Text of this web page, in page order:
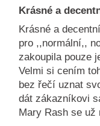
Krásné a
Krásné a
pro ,,normální,,
zakoupila pouze
Velmi si cením
bez řečí uznat
dát zákazníkovi
Mary Rash se už